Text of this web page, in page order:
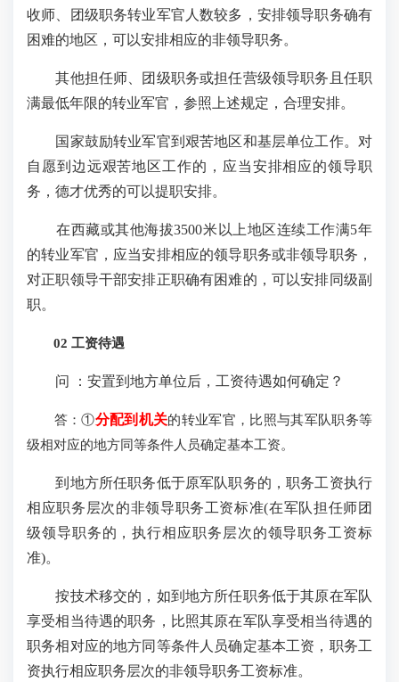
收师、团级职务转业军官人数较多，安排领导职务确有
困难的地区，可以安排相应的非领导职务。
其他担任师、团级职务或担任营级领导职务且任职
满最低年限的转业军官，参照上述规定，合理安排。
国家鼓励转业军官到艰苦地区和基层单位工作。对
自愿到边远艰苦地区工作的，应当安排相应的领导职
务，德才优秀的可以提职安排。
在西藏或其他海拔3500米以上地区连续工作满5年
的转业军官，应当安排相应的领导职务或非领导职务，
对正职领导干部安排正职确有困难的，可以安排同级副
职。
02 工资待遇
问 ：安置到地方单位后，工资待遇如何确定？
答：①分配到机关的转业军官，比照与其军队职务等
级相对应的地方同等条件人员确定基本工资。
到地方所任职务低于原军队职务的，职务工资执行
相应职务层次的非领导职务工资标准(在军队担任师团
级领导职务的，执行相应职务层次的领导职务工资标
准)。
按技术移交的，如到地方所任职务低于其原在军队
享受相当待遇的职务，比照其原在军队享受相当待遇的
职务相对应的地方同等条件人员确定基本工资，职务工
资执行相应职务层次的非领导职务工资标准。